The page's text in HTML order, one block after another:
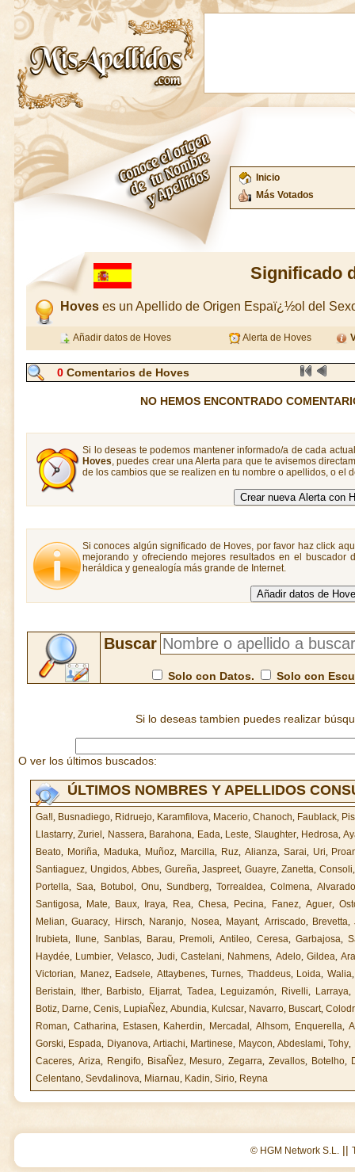
Inicio
Más Votados
Significado
Hoves es un Apellido de Origen Espaï¿½ol del
Añadir datos de Hoves Alerta de Hoves
0 Comentarios de Hoves
NO HEMOS ENCONTRADO
Si lo deseas te podemos mantener informado/a de cada
Hoves, puedes crear una Alerta para que te avisemos
de los cambios que se realizen en tu nombre o apellidos, o el
Si conoces algún significado de Hoves, por favor haz click
mejorando y ofreciendo mejores resultados en el buscador
heráldica y genealogía más grande de Internet.
Buscar
Solo con Datos. Solo con
Si lo deseas tambien puedes realizar
O ver los últimos buscados:
ÚLTIMOS NOMBRES Y APELLIDOS
Ga!l , Busnadiego, Ridruejo, Karamfilova, Macerio, Chanoch, Faublack,
Llastarry,Zuriel, Nassera, Barahona, Eada, Leste, Slaughter, Hedrosa,
Beato, Moriña, Maduka, Muñoz, Marcilla, Ruz, Alianza, Sarai, Uri,
Santiaguez, Ungidos, Abbes, Gureña, Jaspreet, Guayre, Zanetta, Consoli
Portella, Saa, Botubol , Onu, Sundberg, Torrealdea, Colmena, Alvarado
Santigosa, Mate, Baux, Iraya, Rea,Chesa, Pecina, Fanez, Aguer,
Melian,Guaracy, Hirsch, Naranjo, Nosea, Mayant, Arriscado, Brevetta,
Irubieta, Ilune, Sanblas, Barau, Premoli,Antileo,Ceresa, Garbajosa,
Haydée, Lumbier, Velasco, Judi, Castelani, Nahmens, Adelo, Gildea,
Victorian, Manez, Eadsele, Attaybenes, Turnes, Thaddeus, Loida, Walia
Beristain, Ither, Barbisto, Eljarrat, Tadea, Leguizamón, Rivelli, Larraya,
Botiz, Darne, Cenis, LupiaÑez, Abundia, Kulcsar, Navarro, Buscart,
Roman, Catharina, Estasen, Kaherdin, Mercadal,Alhsom, Enquerella,
Gorski, Espada, Diyanova,Artiachi, Martinese, Maycon,Abdeslami,Tohy,
Caceres, Ariza, Rengifo, BisaÑez, Mesuro,Zegarra,Zevallos, Botelho,
Celentano, Sevdalinova, Miarnau, Kadin, Sirio, Reyna
© HGM Network S.L. ||